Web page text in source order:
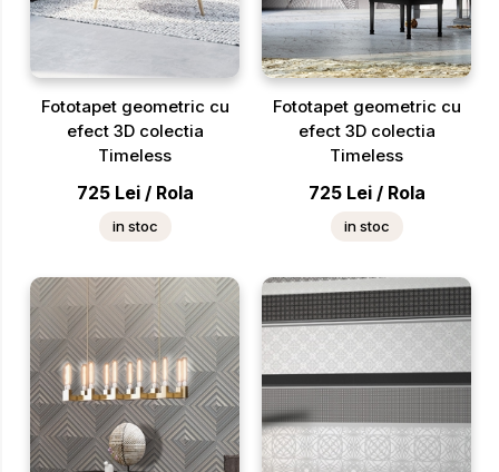
Fototapet geometric cu
efect 3D colectia
Timeless
725 Lei / Rola
in stoc
Fototapet geometric cu
efect 3D colectia
Timeless
725 Lei / Rola
in stoc